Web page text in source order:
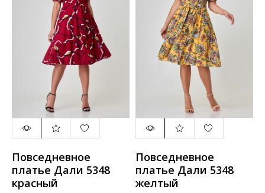
Повседневное
платье Дали 5348
красный
Повседневное
платье Дали 5348
желтый